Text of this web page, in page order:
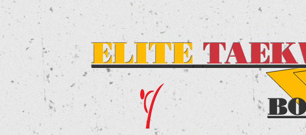
ELITE